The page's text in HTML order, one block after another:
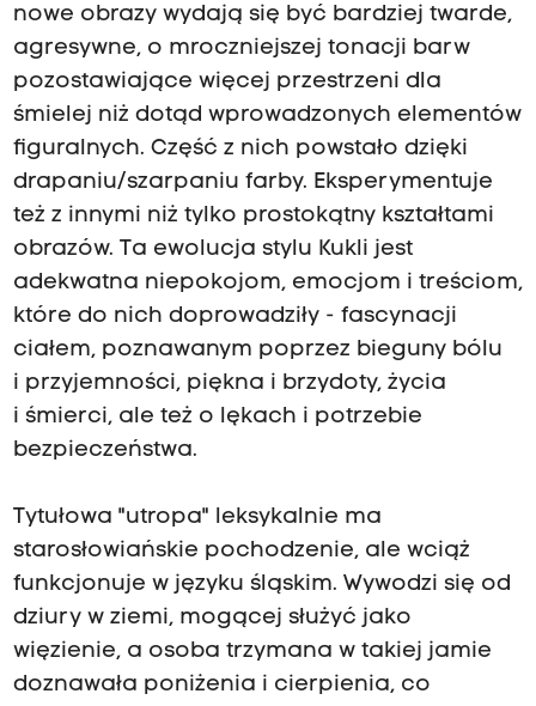
nowe obrazy wydają się być bardziej twarde,
agresywne, o mroczniejszej tonacji barw
pozostawiające więcej przestrzeni dla
śmielej niż dotąd wprowadzonych elementów
figuralnych. Część z nich powstało dzięki
drapaniu/szarpaniu farby. Eksperymentuje
też z innymi niż tylko prostokątny kształtami
obrazów. Ta ewolucja stylu Kukli jest
adekwatna niepokojom, emocjom i treściom,
które do nich doprowadziły - fascynacji
ciałem, poznawanym poprzez bieguny bólu
i przyjemności, piękna i brzydoty, życia
i śmierci, ale też o lękach i potrzebie
bezpieczeństwa.
Tytułowa "utropa" leksykalnie ma
starosłowiańskie pochodzenie, ale wciąż
funkcjonuje w języku śląskim. Wywodzi się od
dziury w ziemi, mogącej służyć jako
więzienie, a osoba trzymana w takiej jamie
doznawała poniżenia i cierpienia, co